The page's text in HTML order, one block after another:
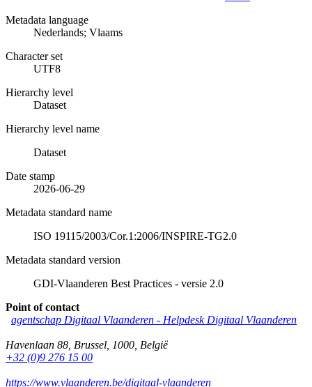
Metadata language
Nederlands; Vlaams
Character set
UTF8
Hierarchy level
Dataset
Hierarchy level name
Dataset
Date stamp
2026-06-29
Metadata standard name
ISO 19115/2003/Cor.1:2006/INSPIRE-TG2.0
Metadata standard version
GDI-Vlaanderen Best Practices - versie 2.0
Point of contact
agentschap Digitaal Vlaanderen - Helpdesk Digitaal Vlaanderen
Havenlaan 88 Brussel 1000 België
+32 (0)9 276 15 00
https://www.vlaanderen.be/digitaal-vlaanderen